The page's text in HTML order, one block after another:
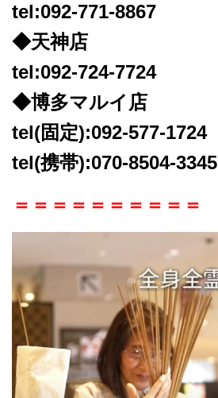
tel:092-771-8867
◆天神店
tel:092-724-7724
◆博多マルイ店
tel(固定):092-577-1724
tel(携帯):070-8504-3345
＝＝＝＝＝＝＝＝＝＝